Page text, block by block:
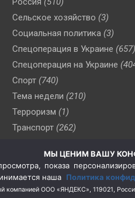
Сельское хозяйство (3)
Социальная политика (3)
Спецоперация в Украине (657)
Спецоперация на Украине
Спорт (740)
Тема недели (210)
Терроризм (1)
Транспорт (262)
(76)
Цены (2)
Школа и спорт (2)
МЫ ЦЕНИМ ВАШУ
показа
наша Политика
компанией ООО «ЯНДЕКС», 119021,